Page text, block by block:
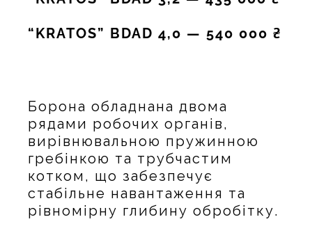
“KRATOS” BDAD 4,0 — 540 000 ₴
Борона обладнана двома
рядами робочих органів,
вирівнювальною пружинною
гребінкою та трубчастим
котком, що забезпечує
стабільне навантаження та
рівномірну глибину обробітку.